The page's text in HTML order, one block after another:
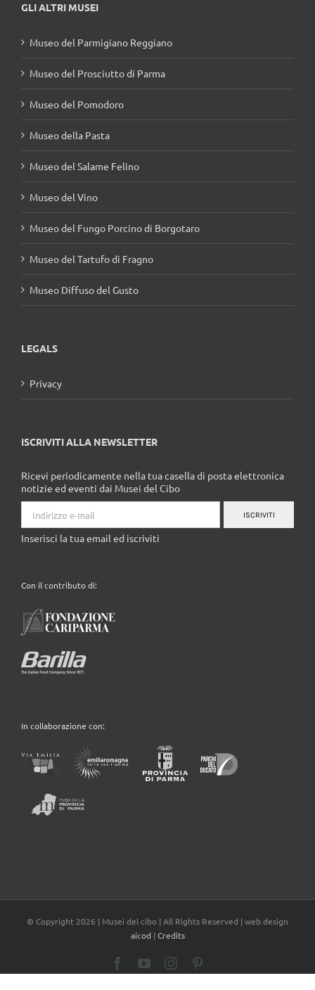
GLI ALTRI MUSEI
Museo del Parmigiano Reggiano
Museo del Prosciutto di Parma
Museo del Pomodoro
Museo della Pasta
Museo del Salame Felino
Museo del Vino
Museo del Fungo Porcino di Borgotaro
Museo del Tartufo di Fragno
Museo Diffuso del Gusto
LEGALS
Privacy
ISCRIVITI ALLA NEWSLETTER
Ricevi periodicamente nella tua casella di posta elettronica
notizie ed eventi dai Musei del Cibo
ISCRIVITI
Inserisci la tua email ed iscriviti
Con il contributo di:
In collaborazione con:
© Copyright 2026 | Musei del cibo | All Rights Reserved | web design
aicod | Credits
FacebookYouTubeInstagram